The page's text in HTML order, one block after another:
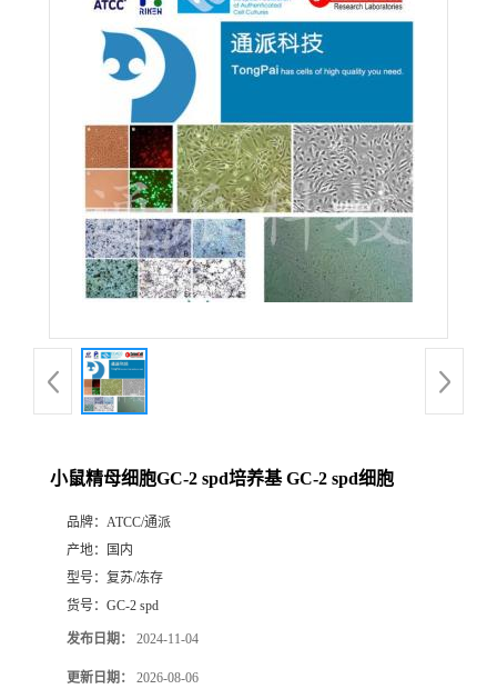
小鼠精母细胞GC-2 spd培养基 GC-2 spd细胞
品牌： ATCC/通派
产地：
国内
型号： 复苏/冻存
货号： GC-2 spd
发布日期： 2024-11-04
更新日期： 2026-08-06